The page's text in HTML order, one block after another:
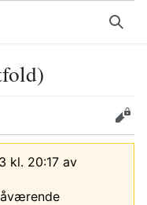
Søk
Rediger
kl. 20:17 av